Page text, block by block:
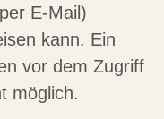
E-Mail)
kann. Ein
vor dem Zugriff
möglich.